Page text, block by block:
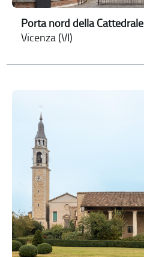
Porta nord della Cattedrale
Vicenza (VI)